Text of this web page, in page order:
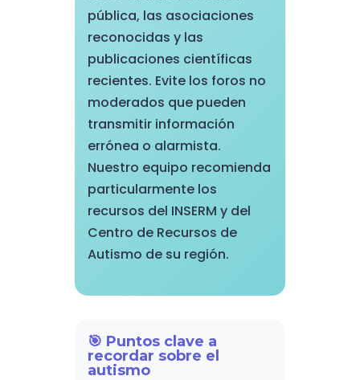
pública, las asociaciones
reconocidas y las
publicaciones científicas
recientes. Evite los foros no
moderados que pueden
transmitir información
errónea o alarmista.
Nuestro equipo recomienda
particularmente los
recursos del INSERM y del
Centro de Recursos de
Autismo de su región.
🎯 Puntos clave a
recordar sobre el
autismo